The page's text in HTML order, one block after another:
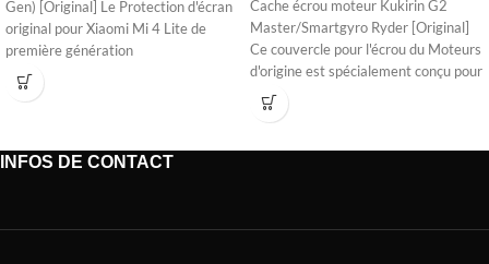
Gen) [Original] Le Protection d'écran
original pour Xiaomi Mi 4 Lite de
première génération
Cache écrou moteur Kukirin G2
Master/Smartgyro Ryder [Original]
Ce couvercle pour l'écrou du Moteurs
d'origine est spécialement conçu pour
les
INFOS DE CONTACT